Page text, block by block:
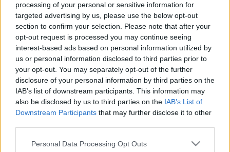
processing of your personal or sensitive information for
targeted advertising by us, please use the below opt-out
section to confirm your selection. Please note that after your
opt-out request is processed you may continue seeing
interest-based ads based on personal information utilized by
us or personal information disclosed to third parties prior to
your opt-out. You may separately opt-out of the further
disclosure of your personal information by third parties on the
IAB’s list of downstream participants. This information may
also be disclosed by us to third parties on the IAB’s List of
Downstream Participants that may further disclose it to other
Please note that this website/app uses one or more Google
Personal Data Processing Opt Outs
"Előadásunk műfaji megjelölése:József Attila
verseivel átvirrasztott éjszaka.
Az ember elmagányosodása a modern világ szürke
betontengerében. A hétköznapok monotonitásának
örvénye magával ragad, már a segélykiáltás sem
hallatszik. Csak a szoba falait rengeti meg. De itt sem
lelhető megnyugvás: a lélek átitatódott a bűzös és
bűnös valóság-tintával. A régi barátoknak írt
összetépett levelek, rongyos férfiing,
(Halász Glória)